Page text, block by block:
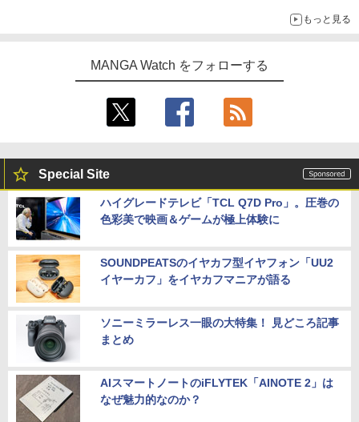
もっと見る
MANGA Watch をフォローする
Special Site
ハイグレードテレビ「TCL Q7D Pro」。圧巻の
色彩美で映画＆ゲームが極上体験に
SOUNDPEATSのイヤカフ型イヤフォン「UU2
イヤーカフ」をイヤカフマニアが語る
ソニーミラーレス一眼の大特集！ 見どころ記事
まとめ
AIスマートノートのiFLYTEK「AINOTE 2」は
なぜ魅力的なのか？